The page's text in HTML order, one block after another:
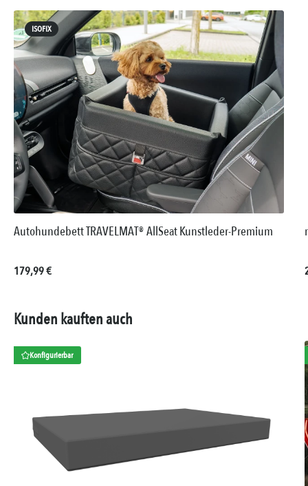
ISOFIX
Autohundebett TRAVELMAT® AllSeat Kunstleder-Premium
Regulärer Preis:
179,99 €
Kunden kauften auch
Konfigurierbar